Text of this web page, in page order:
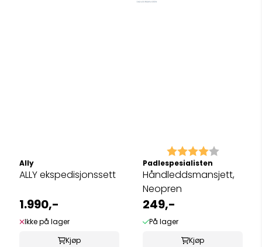
Ally
ALLY ekspedisjonssett
1.990,-
Ikke på lager
Kjøp
Karakter: 4.0 av 5
Padlespesialisten
Håndleddsmansjett,
Neopren
249,-
På lager
Kjøp